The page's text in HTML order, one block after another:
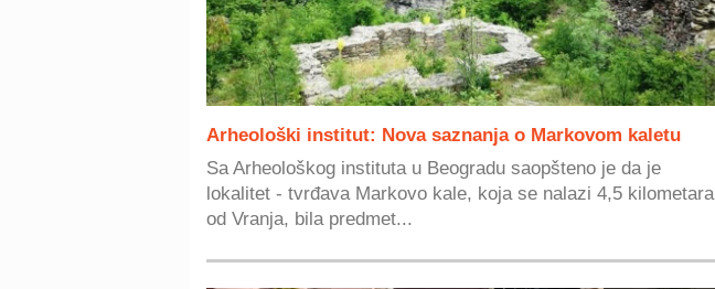
Arheološki institut: Nova saznanja o Markovom kaletu
Sa Arheološkog instituta u Beogradu saopšteno je da je
lokalitet - tvrđava Markovo kale, koja se nalazi 4,5 kilometara
od Vranja, bila predmet...